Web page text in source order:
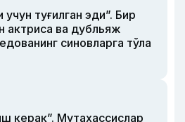
туғилган эди”. Бир
актриса ва дубльяж
синовларга тўла
керак”. Мутахассислар